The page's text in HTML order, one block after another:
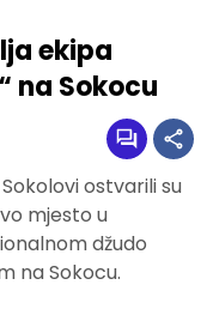
ekipa
na Sokocu
ostvarili su
mjesto u
džudo
na Sokocu.